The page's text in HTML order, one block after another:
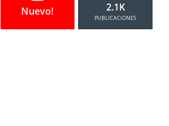
Nuevo! 2.1K
PUBLICACIONES